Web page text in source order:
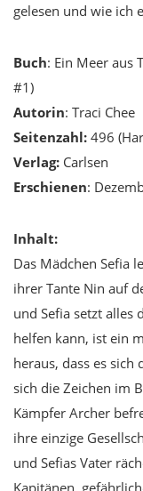
gelesen und wie ich
Buch: Ein Meer aus
#1)
Autorin: Traci Chee
Seitenzahl: 496
Verlag: Carlsen
Erschienen:
Inhalt:
Das Mädchen Sefia
ihrer Tante Nin auf
und Sefia setzt alles
helfen kann, ist ein
heraus, dass es
sich die Zeichen im
Kämpfer Archer
ihre einzige
und Sefias Vater